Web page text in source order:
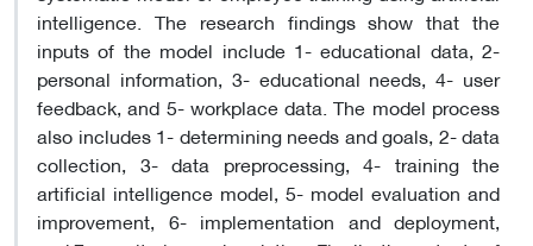
intelligence. The research findings show that the
inputs of the model include 1- educational data, 2-
personal information, 3- educational needs, 4- user
feedback, and 5- workplace data. The model process
also includes 1- determining needs and goals, 2- data
collection, 3- data preprocessing, 4- training the
artificial intelligence model, 5- model evaluation and
improvement, 6- implementation and deployment,